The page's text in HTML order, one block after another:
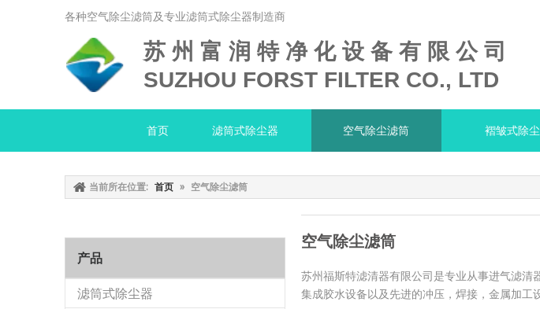
各种空气除尘滤筒及专业滤筒式除尘器制造商
苏 州 富 润 特 净 化 设 备 有 限 公 司
SUZHOU FORST FILTER CO., LTD
首页 滤筒式除尘器 空气除尘滤筒 褶皱式除
当前所在位置: 首页 » 空气除尘滤筒
产品
滤筒式除尘器
空气除尘滤筒
苏州福斯特滤清器有限公司是专业从事进气滤清
集成胶水设备以及先进的冲压，焊接，金属加工